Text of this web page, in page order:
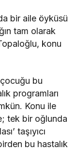
bir aile öyküsü
tam olarak
konu
bu
programları
Konu ile
tek bir oğlunda
taşıyıcı
bu hastalık